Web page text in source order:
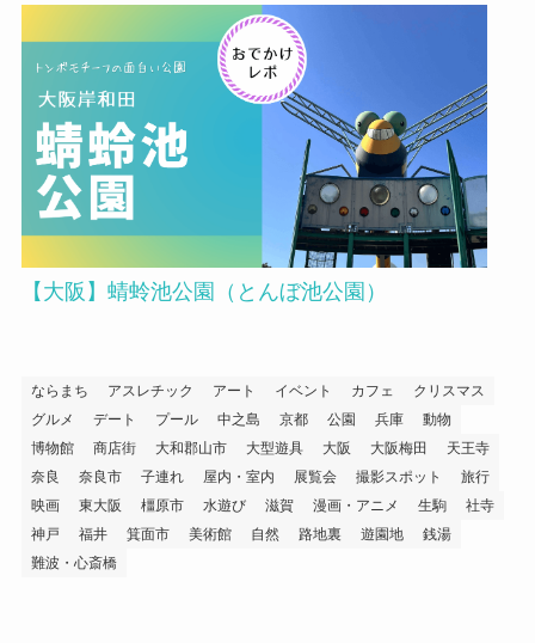
【大阪】蜻蛉池公園（とんぼ池公園）
ならまち アスレチック アート イベント カフェ
クリスマス
グルメ
デート プール 中之島 京都 公園 兵庫
動物
博物館
商店街 大和郡山市 大型遊具 大阪 大阪梅田
天王寺
奈良
奈良市 子連れ 屋内・室内 展覧会 撮影スポット
旅行
映画
東大阪 橿原市 水遊び 滋賀 漫画・アニメ 生駒
社寺
神戸
福井 箕面市 美術館 自然 路地裏 遊園地
銭湯
難波・心斎橋